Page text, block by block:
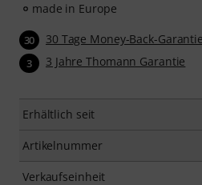
made in Europe
30 30 Tage Money-Back-Garantie
3 3 Jahre Thomann Garantie
Erhältlich seit
Artikelnummer
Verkaufseinheit